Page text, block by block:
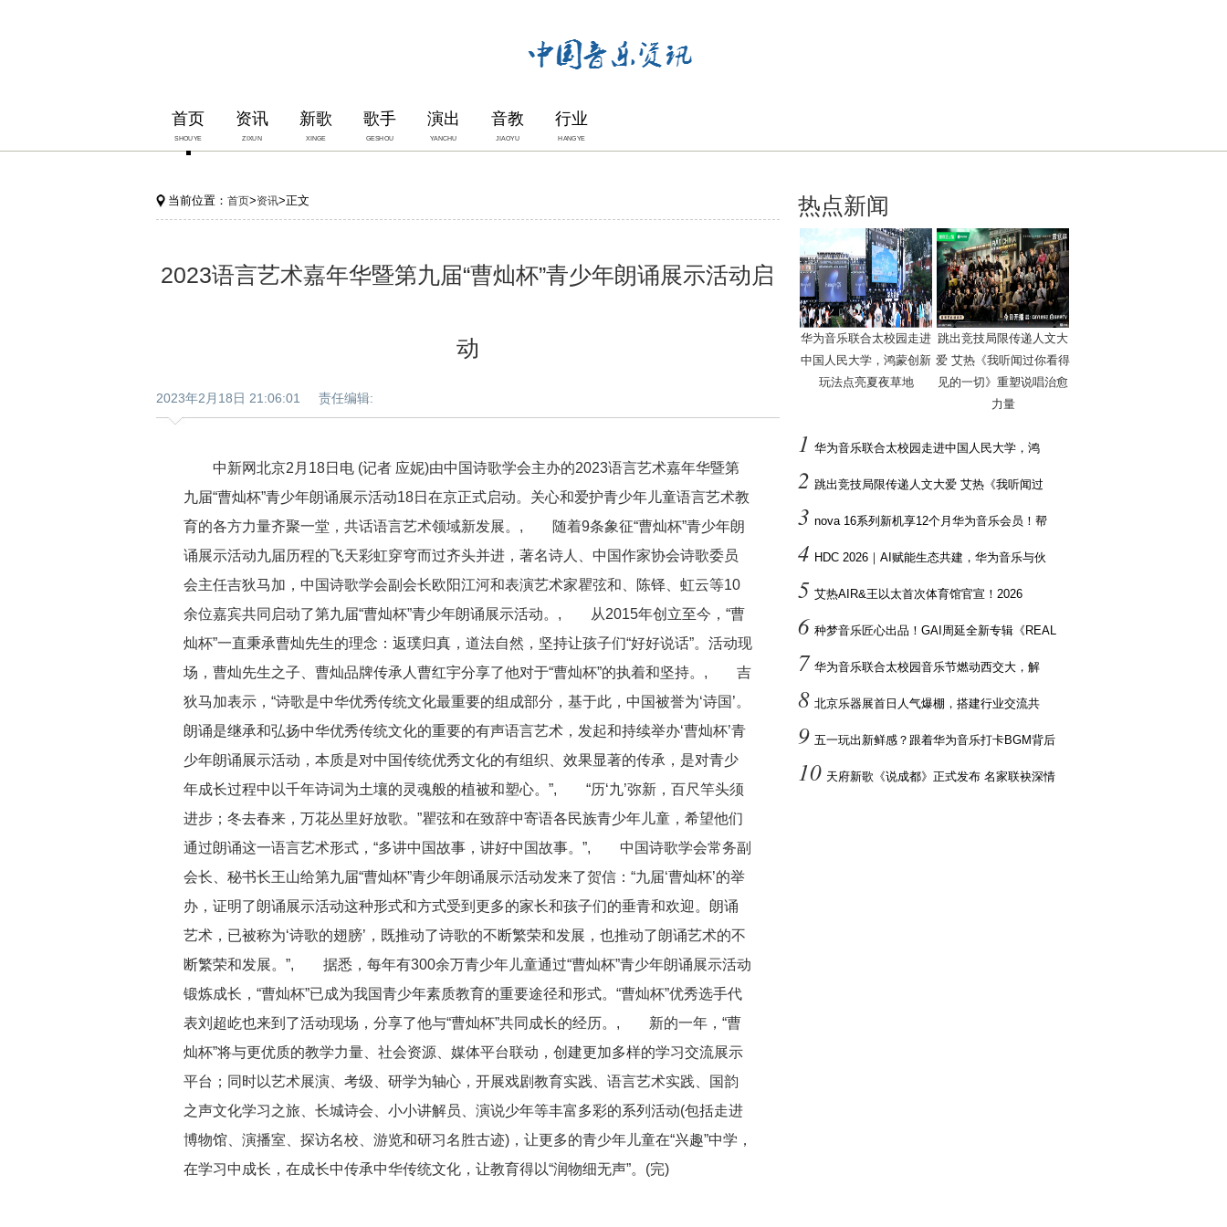
首页
SHOUYE
资讯
ZIXUN
新歌
XINGE
歌手
GESHOU
演出
YANCHU
音教
JIAOYU
行业
HANGYE
当前位置： 首页>资讯>正文
2023语言艺术嘉年华暨第九届“曹灿杯”青少年朗诵展示活动启
动
2023年2月18日 21:06:01 责任编辑:
中新网北京2月18日电 (记者 应妮)由中国诗歌学会主办的2023语言艺术嘉年华暨第
九届“曹灿杯”青少年朗诵展示活动18日在京正式启动。关心和爱护青少年儿童语言艺术教
育的各方力量齐聚一堂，共话语言艺术领域新发展。, 随着9条象征“曹灿杯”青少年朗
诵展示活动九届历程的飞天彩虹穿穹而过齐头并进，著名诗人、中国作家协会诗歌委员
会主任吉狄马加，中国诗歌学会副会长欧阳江河和表演艺术家瞿弦和、陈铎、虹云等10
余位嘉宾共同启动了第九届“曹灿杯”青少年朗诵展示活动。, 从2015年创立至今，“曹
灿杯”一直秉承曹灿先生的理念：返璞归真，道法自然，坚持让孩子们“好好说话”。活动现
场，曹灿先生之子、曹灿品牌传承人曹红宇分享了他对于“曹灿杯”的执着和坚持。, 吉
狄马加表示，“诗歌是中华优秀传统文化最重要的组成部分，基于此，中国被誉为‘诗国’。
朗诵是继承和弘扬中华优秀传统文化的重要的有声语言艺术，发起和持续举办‘曹灿杯’青
少年朗诵展示活动，本质是对中国传统优秀文化的有组织、效果显著的传承，是对青少
年成长过程中以千年诗词为土壤的灵魂般的植被和塑心。”, “历‘九’弥新，百尺竿头须
进步；冬去春来，万花丛里好放歌。”瞿弦和在致辞中寄语各民族青少年儿童，希望他们
通过朗诵这一语言艺术形式，“多讲中国故事，讲好中国故事。”, 中国诗歌学会常务副
会长、秘书长王山给第九届“曹灿杯”青少年朗诵展示活动发来了贺信：“九届‘曹灿杯’的举
办，证明了朗诵展示活动这种形式和方式受到更多的家长和孩子们的垂青和欢迎。朗诵
艺术，已被称为‘诗歌的翅膀’，既推动了诗歌的不断繁荣和发展，也推动了朗诵艺术的不
断繁荣和发展。”, 据悉，每年有300余万青少年儿童通过“曹灿杯”青少年朗诵展示活动
锻炼成长，“曹灿杯”已成为我国青少年素质教育的重要途径和形式。“曹灿杯”优秀选手代
表刘超屹也来到了活动现场，分享了他与“曹灿杯”共同成长的经历。, 新的一年，“曹
灿杯”将与更优质的教学力量、社会资源、媒体平台联动，创建更加多样的学习交流展示
平台；同时以艺术展演、考级、研学为轴心，开展戏剧教育实践、语言艺术实践、国韵
之声文化学习之旅、长城诗会、小小讲解员、演说少年等丰富多彩的系列活动(包括走进
博物馆、演播室、探访名校、游览和研习名胜古迹)，让更多的青少年儿童在“兴趣”中学，
在学习中成长，在成长中传承中华传统文化，让教育得以“润物细无声”。(完)
热点新闻
华为音乐联合太校园走进
中国人民大学，鸿蒙创新
玩法点亮夏夜草地
跳出竞技局限传递人文大
爱 艾热《我听闻过你看得
见的一切》重塑说唱治愈
力量
1 华为音乐联合太校园走进中国人民大学，鸿
2 跳出竞技局限传递人文大爱 艾热《我听闻过
3 nova 16系列新机享12个月华为音乐会员！帮
4 HDC 2026｜AI赋能生态共建，华为音乐与伙
5 艾热AIR&王以太首次体育馆官宣！2026
6 种梦音乐匠心出品！GAI周延全新专辑《REAL
7 华为音乐联合太校园音乐节燃动西交大，解
8 北京乐器展首日人气爆棚，搭建行业交流共
9 五一玩出新鲜感？跟着华为音乐打卡BGM背后
10 天府新歌《说成都》正式发布 名家联袂深情